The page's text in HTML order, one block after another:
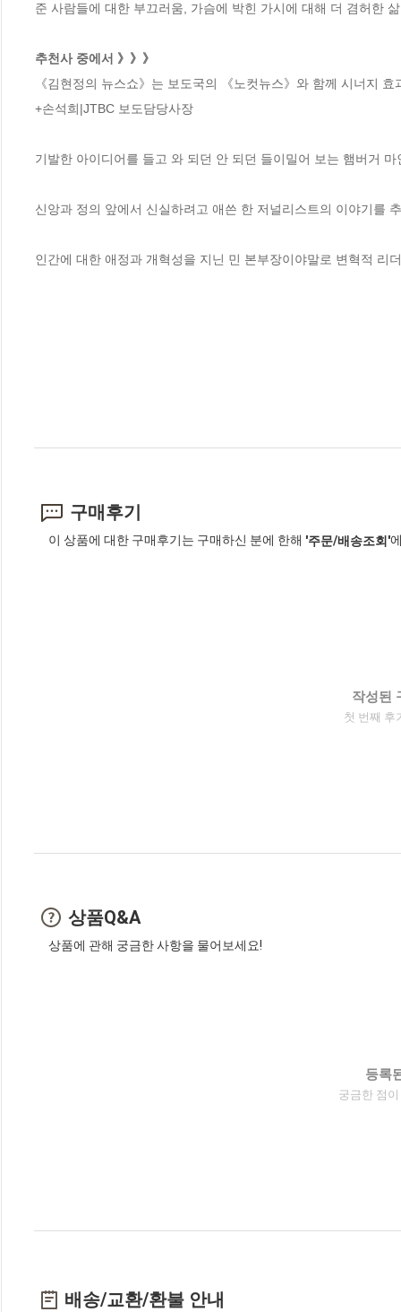
준 사람들에 대한 부끄러움, 가슴에 박힌 가시에 대해 더 겸허한
추천사 중에서 》》》
《김현정의 뉴스쇼》는 보도국의 《노컷뉴스》와 함께 시너지
+손석희|JTBC 보도담당사장
기발한 아이디어를 들고 와 되던 안 되던 들이밀어 보는 햄버거
신앙과 정의 앞에서 신실하려고 애쓴 한 저널리스트의 이야기를
인간에 대한 애정과 개혁성을 지닌 민 본부장이야말로 변혁적 리
구매후기
이 상품에 대한 구매후기는 구매하신 분에 한해 '주문/배송조회'
작성된
첫 번째 후
상품Q&A
상품에 관해 궁금한 사항을 물어보세요!
등록
궁금한 점
배송/교환/환불 안내